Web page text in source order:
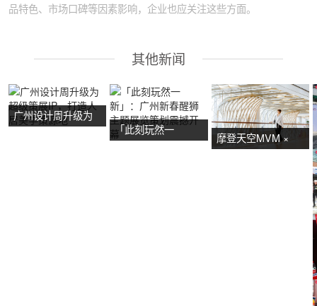
品特色、市场口碑等因素影响，企业也应关注这些方面。
其他新闻
广州设计周升级为
「此刻玩然一
摩登天空MVM ×